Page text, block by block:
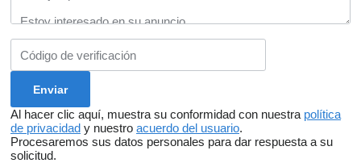
Al hacer clic aquí, muestra su conformidad con nuestra política
de privacidad y nuestro acuerdo del usuario.
Procesaremos sus datos personales para dar respuesta a su
solicitud.